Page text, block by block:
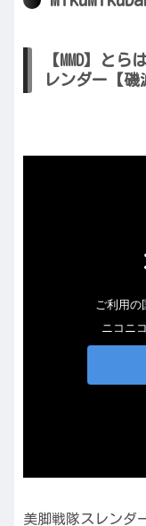
【MMD】と
レンダー【磯
美脚戦隊スレンダ